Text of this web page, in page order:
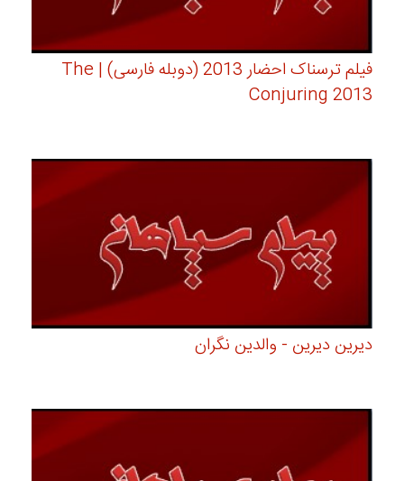
فیلم ترسناک احضار 2013 (دوبله فارسی) | The
Conjuring 2013
دیرین دیرین - والدین نگران